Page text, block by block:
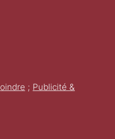
; Publicité &